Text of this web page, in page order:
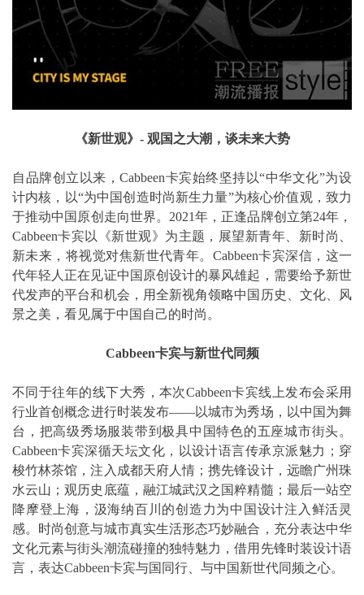
《新世观》- 观国之大潮，谈未来大势
自品牌创立以来，Cabbeen卡宾始终坚持以“中华文化”为设
计内核，以“为中国创造时尚新生力量”为核心价值观，致力
于推动中国原创走向世界。2021年，正逢品牌创立第24年，
Cabbeen卡宾以《新世观》为主题，展望新青年、新时尚、
新未来，将视觉对焦新世代青年。Cabbeen卡宾深信，这一
代年轻人正在见证中国原创设计的暴风雄起，需要给予新世
代发声的平台和机会，用全新视角领略中国历史、文化、风
景之美，看见属于中国自己的时尚。
Cabbeen卡宾与新世代同频
不同于往年的线下大秀，本次Cabbeen卡宾线上发布会采用
行业首创概念进行时装发布——以城市为秀场，以中国为舞
台，把高级秀场服装带到极具中国特色的五座城市街头。
Cabbeen卡宾深循天坛文化，以设计语言传承京派魅力；穿
梭竹林茶馆，注入成都天府人情；携先锋设计，远瞻广州珠
水云山；观历史底蕴，融江城武汉之国粹精髓；最后一站空
降摩登上海，汲海纳百川的创造力为中国设计注入鲜活灵
感。时尚创意与城市真实生活形态巧妙融合，充分表达中华
文化元素与街头潮流碰撞的独特魅力，借用先锋时装设计语
言，表达Cabbeen卡宾与国同行、与中国新世代同频之心。